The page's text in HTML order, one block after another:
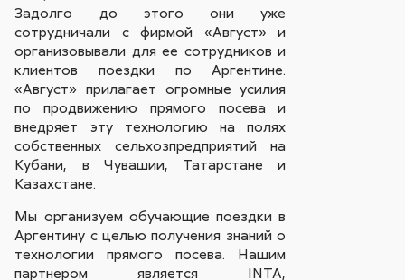
Задолго до этого они уже
сотрудничали с фирмой «Август» и
организовывали для ее сотрудников и
клиентов поездки по Аргентине.
«Август» прилагает огромные усилия
по продвижению прямого посева и
внедряет эту технологию на полях
собственных сельхозпредприятий на
Кубани, в Чувашии, Татарстане и
Казахстане.
Мы организуем обучающие поездки в
Аргентину с целью получения знаний о
технологии прямого посева. Нашим
партнером является INTA,